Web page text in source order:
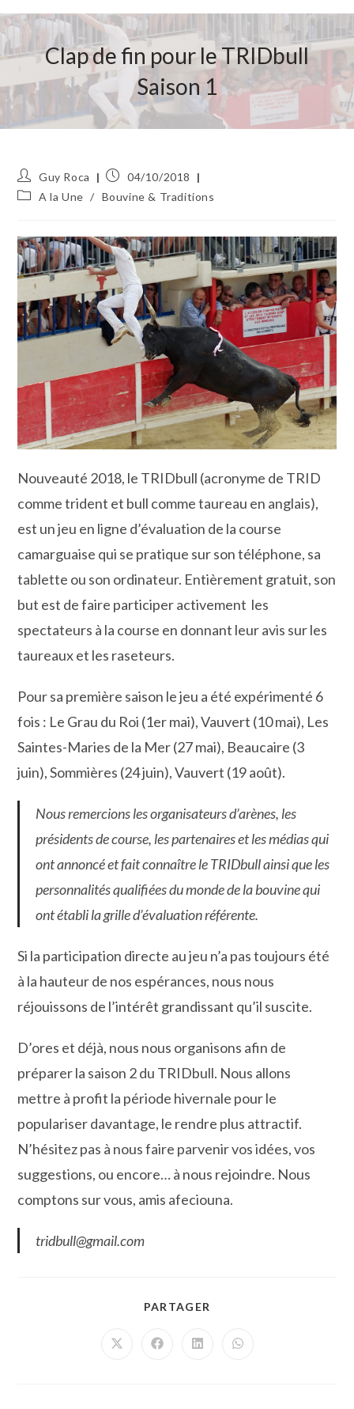
Clap de fin pour le TRIDbull
Saison 1
Auteur/autrice
de
Guy Roca
Publication
publiée :
04/10/2018
PostA la Une / Bouvine & Traditions
Nouveauté 2018, le TRIDbull (acronyme de TRID
comme trident et bull comme taureau en anglais),
est un jeu en ligne d’évaluation de la course
camarguaise qui se pratique sur son téléphone, sa
tablette ou son ordinateur. Entièrement gratuit, son
but est de faire participer activement les
spectateurs à la course en donnant leur avis sur les
taureaux et les raseteurs.
Pour sa première saison le jeu a été expérimenté 6
fois : Le Grau du Roi (1er mai), Vauvert (10 mai), Les
Saintes-Maries de la Mer (27 mai), Beaucaire (3
juin), Sommières (24 juin), Vauvert (19 août).
Nous remercions les organisateurs d’arènes, les
présidents de course, les partenaires et les médias qui
ont annoncé et fait connaître le TRIDbull ainsi que les
personnalités qualifiées du monde de la bouvine qui
ont établi la grille d’évaluation référente.
Si la participation directe au jeu n’a pas toujours été
à la hauteur de nos espérances, nous nous
réjouissons de l’intérêt grandissant qu’il suscite.
D’ores et déjà, nous nous organisons afin de
préparer la saison 2 du TRIDbull. Nous allons
mettre à profit la période hivernale pour le
populariser davantage, le rendre plus attractif.
N’hésitez pas à nous faire parvenir vos idées, vos
suggestions, ou encore… à nous rejoindre. Nous
comptons sur vous, amis afeciouna.
tridbull@gmail.com
PARTAGER
Ouvrir
Ouvrir
Ouvrir
Ouvrir